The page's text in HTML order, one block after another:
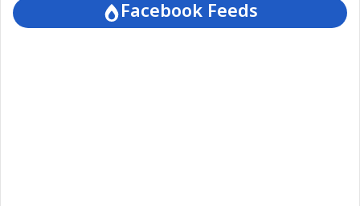
Facebook Feeds